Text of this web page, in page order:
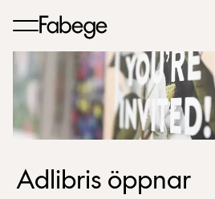
Adlibris öppnar